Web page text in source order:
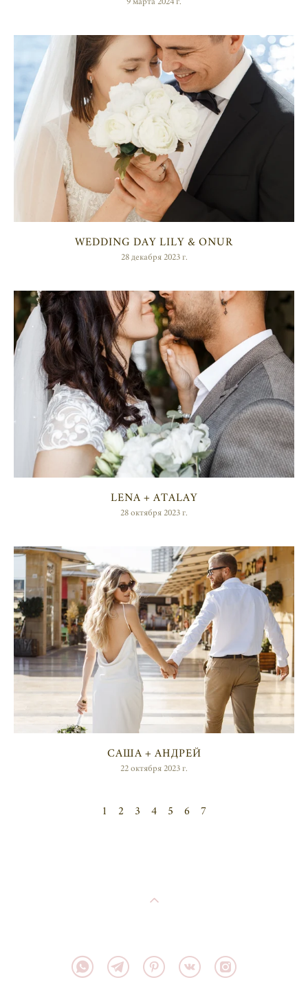
WEDDING DAY LILY & ONUR
28 декабря 2023 г.
LENA + ATALAY
28 октября 2023 г.
САША + АНДРЕЙ
22 октября 2023 г.
1 2 3 4 5 6 7